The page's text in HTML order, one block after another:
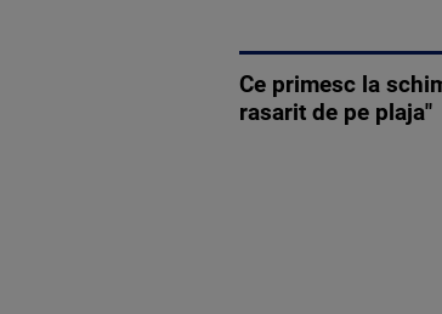
Ce primesc la
rasarit de pe plaja"